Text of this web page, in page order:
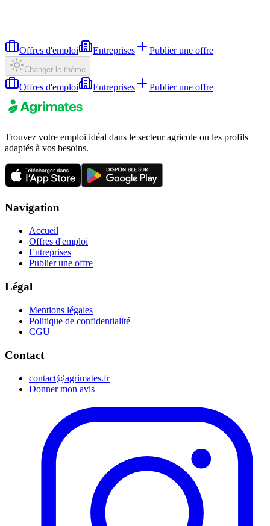
Offres d'emploi Entreprises Publier une offre
Changer le thème
Offres d'emploi Entreprises Publier une offre
Trouvez votre emploi idéal dans le secteur agricole ou les profils
adaptés à vos besoins.
Navigation
Accueil
Offres d'emploi
Entreprises
Publier une offre
Légal
Mentions légales
Politique de confidentialité
CGU
Contact
contact@agrimates.fr
Donner mon avis